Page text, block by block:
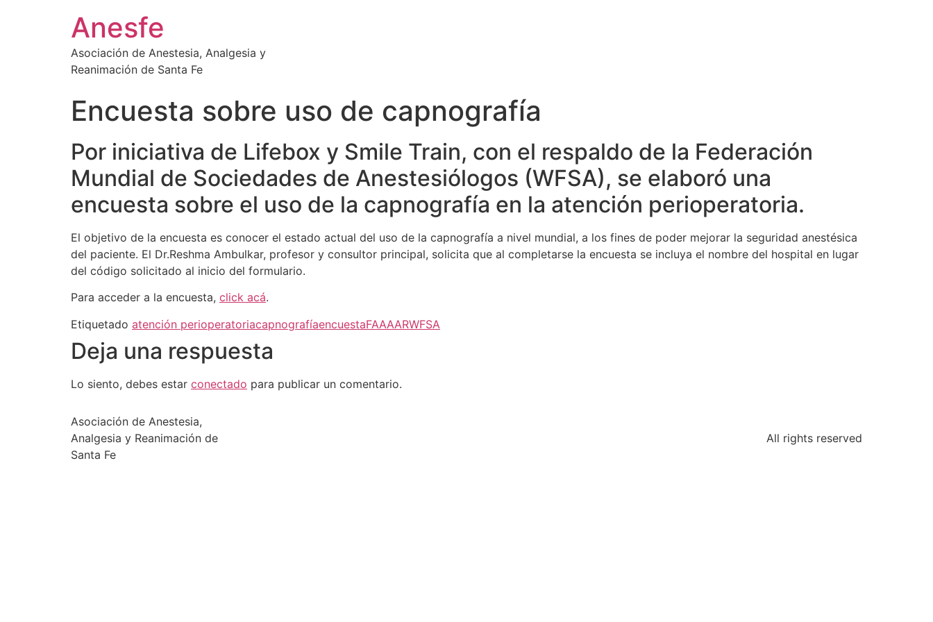
Anesfe
Asociación de Anestesia, Analgesia y
Reanimación de Santa Fe
Encuesta sobre uso de capnografía
Por iniciativa de Lifebox y Smile Train, con el respaldo de la Federación
Mundial de Sociedades de Anestesiólogos (WFSA), se elaboró una
encuesta sobre el uso de la capnografía en la atención perioperatoria.
El objetivo de la encuesta es conocer el estado actual del uso de la capnografía a nivel mundial, a los fines de poder mejorar la seguridad anestésica
del paciente. El Dr.Reshma Ambulkar, profesor y consultor principal, solicita que al completarse la encuesta se incluya el nombre del hospital en lugar
del código solicitado al inicio del formulario.
Para acceder a la encuesta, click acá.
Etiquetado atención perioperatoriacapnografíaencuestaFAAAARWFSA
Deja una respuesta
Lo siento, debes estar conectado para publicar un comentario.
Asociación de Anestesia,
Analgesia y Reanimación de
Santa Fe
All rights reserved